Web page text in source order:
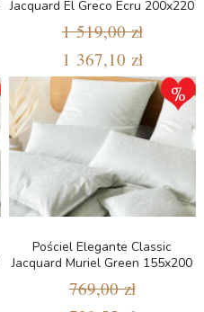
Jacquard El Greco Ecru 200x220
1 519,00 zł
1 367,10 zł
Pościel Elegante Classic
Jacquard Muriel Green 155x200
769,00 zł